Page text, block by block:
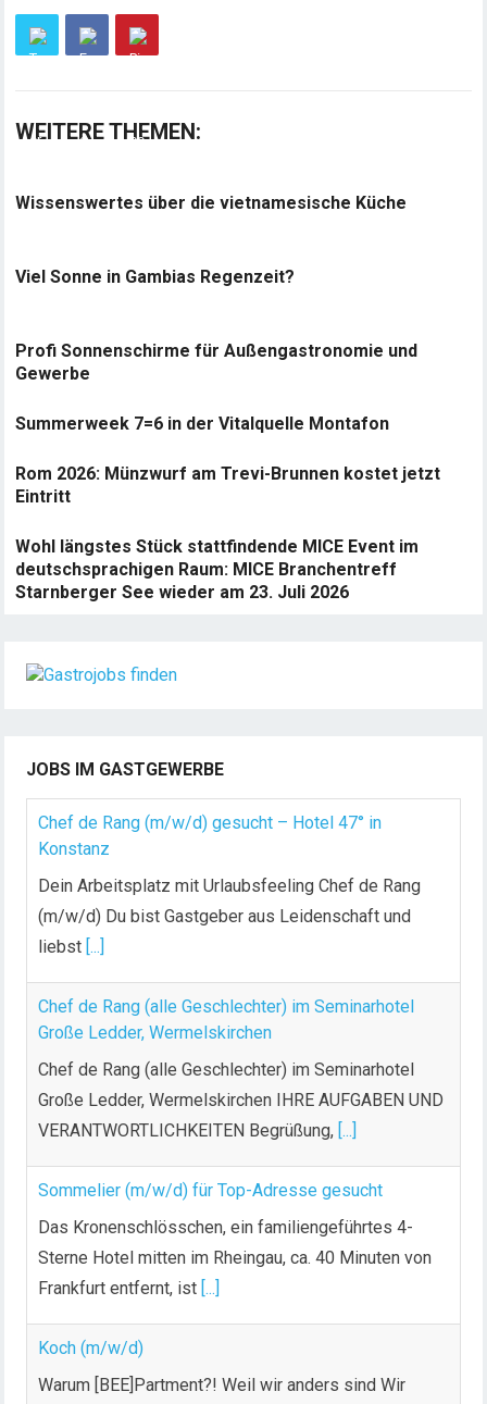
WEITERE THEMEN:
Wissenswertes über die vietnamesische Küche
Viel Sonne in Gambias Regenzeit?
Profi Sonnenschirme für Außengastronomie und
Gewerbe
Summerweek 7=6 in der Vitalquelle Montafon
Rom 2026: Münzwurf am Trevi-Brunnen kostet jetzt
Eintritt
Wohl längstes Stück stattfindende MICE Event im
deutschsprachigen Raum: MICE Branchentreff
Starnberger See wieder am 23. Juli 2026
JOBS IM GASTGEWERBE
Chef de Rang (m/w/d) gesucht – Hotel 47° in
Konstanz
Dein Arbeitsplatz mit Urlaubsfeeling Chef de Rang
(m/w/d) Du bist Gastgeber aus Leidenschaft und
liebst [...]
Chef de Rang (alle Geschlechter) im Seminarhotel
Große Ledder, Wermelskirchen
Chef de Rang (alle Geschlechter) im Seminarhotel
Große Ledder, Wermelskirchen IHRE AUFGABEN UND
VERANTWORTLICHKEITEN Begrüßung, [...]
Sommelier (m/w/d) für Top-Adresse gesucht
Das Kronenschlösschen, ein familiengeführtes 4-
Sterne Hotel mitten im Rheingau, ca. 40 Minuten von
Frankfurt entfernt, ist [...]
Koch (m/w/d)
Warum [BEE]Partment?! Weil wir anders sind Wir